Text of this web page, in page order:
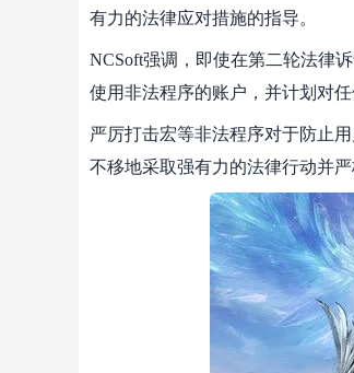
有力的法律应对措施的指导。
NCSoft强调，即使在第二轮法律
使用非法程序的账户，并计划对
严厉打击宏等非法程序对于防止
不移地采取强有力的法律行动并